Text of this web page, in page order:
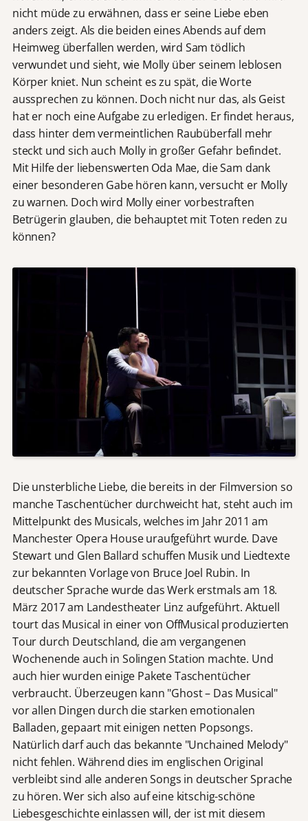
nicht müde zu erwähnen, dass er seine Liebe eben
anders zeigt. Als die beiden eines Abends auf dem
Heimweg überfallen werden, wird Sam tödlich
verwundet und sieht, wie Molly über seinem leblosen
Körper kniet. Nun scheint es zu spät, die Worte
aussprechen zu können. Doch nicht nur das, als Geist
hat er noch eine Aufgabe zu erledigen. Er findet heraus,
dass hinter dem vermeintlichen Raubüberfall mehr
steckt und sich auch Molly in großer Gefahr befindet.
Mit Hilfe der liebenswerten Oda Mae, die Sam dank
einer besonderen Gabe hören kann, versucht er Molly
zu warnen. Doch wird Molly einer vorbestraften
Betrügerin glauben, die behauptet mit Toten reden zu
können?
Die unsterbliche Liebe, die bereits in der Filmversion so
manche Taschentücher durchweicht hat, steht auch im
Mittelpunkt des Musicals, welches im Jahr 2011 am
Manchester Opera House uraufgeführt wurde. Dave
Stewart und Glen Ballard schuffen Musik und Liedtexte
zur bekannten Vorlage von Bruce Joel Rubin. In
deutscher Sprache wurde das Werk erstmals am 18.
März 2017 am Landestheater Linz aufgeführt. Aktuell
tourt das Musical in einer von OffMusical produzierten
Tour durch Deutschland, die am vergangenen
Wochenende auch in Solingen Station machte. Und
auch hier wurden einige Pakete Taschentücher
verbraucht. Überzeugen kann "Ghost – Das Musical"
vor allen Dingen durch die starken emotionalen
Balladen, gepaart mit einigen netten Popsongs.
Natürlich darf auch das bekannte "Unchained Melody"
nicht fehlen. Während dies im englischen Original
verbleibt sind alle anderen Songs in deutscher Sprache
zu hören. Wer sich also auf eine kitschig-schöne
Liebesgeschichte einlassen will, der ist mit diesem